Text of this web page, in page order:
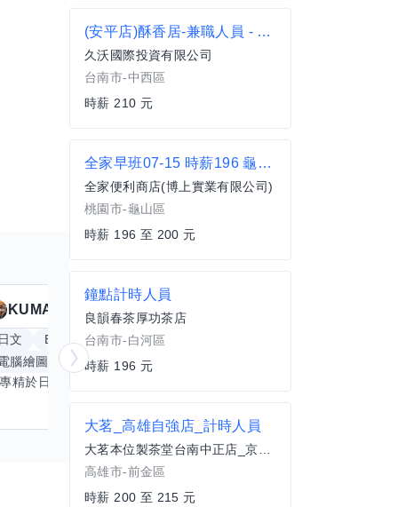
KUMA 19 個技能
文 Excel Word
PowerPoint
腦繪圖
手繪 影像剪輯與後製
(安平店)酥香居-兼職人員 - 新開幕
久沃國際投資有限公司
台南市-中西區
時薪 210 元
全家早班07-15 時薪196 龜山大湖
全家便利商店(博上實業有限公司)
桃園市-龜山區
時薪 196 至 200 元
鐘點計時人員
良韻春茶厚功茶店
台南市-白河區
時薪 196 元
大茗_高雄自強店_計時人員
大茗本位製茶堂台南中正店_京璽承旺股份有限公司
高雄市-前金區
時薪 200 至 215 元